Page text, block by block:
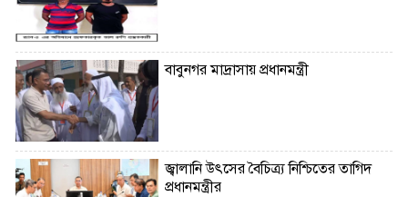
বাবুনগর মাদ্রাসায় প্রধানমন্ত্রী
জ্বালানি উৎসের বৈচিত্র্য নিশ্চিতের তাগিদ
প্রধানমন্ত্রীর